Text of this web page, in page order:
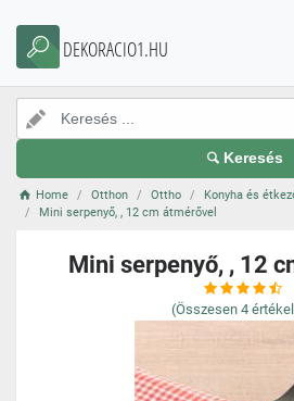
DEKORACIO1.HU
Keresés
Home Otthon Ottho Konyha és
Mini serpenyő, , 12 cm átmérővel
Mini serpenyő, , 12
(Összesen 4